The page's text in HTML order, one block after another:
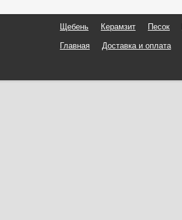
Щебень Керамзит Песок
Главная Доставка и оплата